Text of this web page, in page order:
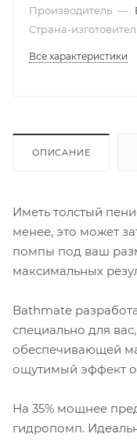
Производитель —
Страна-
Все характеристики
ОПИСАНИЕ
Иметь толстый
менее, это может
помпы под ваш
максимальных
Bathmate
специально для
обеспечивающей
ощутимый эффект
На 35% мощнее
гидропомп.